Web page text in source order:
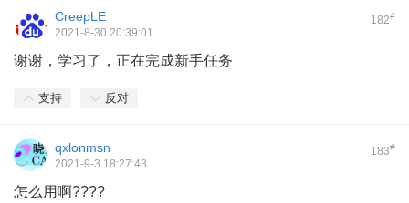
182#
CreepLE
2021-8-30 20:39:01
谢谢，学习了，正在完成新手任务
支持 反对
183#
qxlonmsn
2021-9-3 18:27:43
怎么用啊????